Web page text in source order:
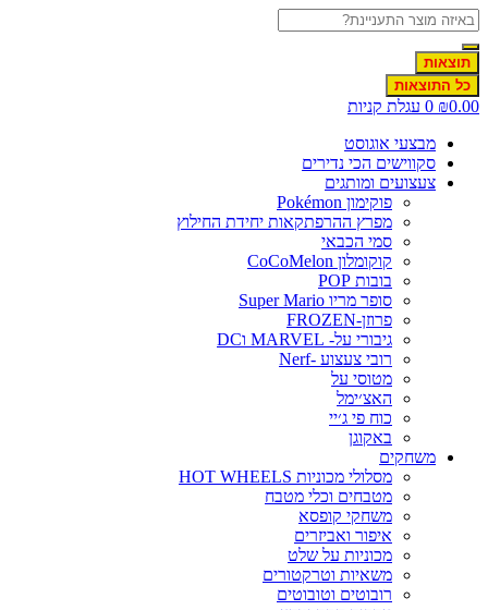
תוצאות
כל התוצאות
₪0.00
0 עגלת קניות
מבצעי אוגוסט
סקווישים הכי נדירים
צעצועים ומותגים
פוקימון Pokémon
מפרץ ההרפתקאות יחידת החילוץ
סמי הכבאי
קוקומלון CoCoMelon
בובות POP
סופר מריו Super Mario
פרוזן-FROZEN
גיבורי על- MARVEL וDC
רובי צעצוע -Nerf
מטוסי על
האצ׳ימל
כוח פי ג׳יי
באקוגן
משחקים
מסלולי מכוניות HOT WHEELS
מטבחים וכלי מטבח
משחקי קופסא
איפור ואביזרים
מכוניות על שלט
משאיות וטרקטורים
רובוטים וטובוטים